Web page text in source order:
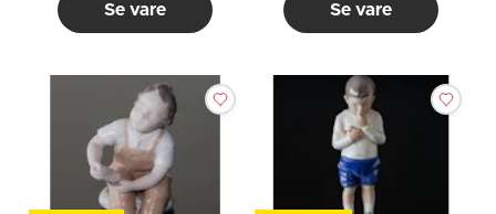
Se vare Se vare